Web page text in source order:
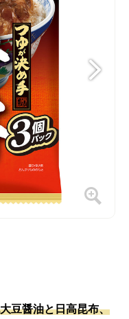
豆醤油と日高昆布、